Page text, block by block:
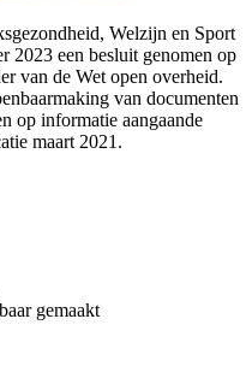
Welzijn en Sport
2023 een besluit genomen op
van de Wet open overheid.
van documenten
op informatie aangaande
maart 2021.
gemaakt